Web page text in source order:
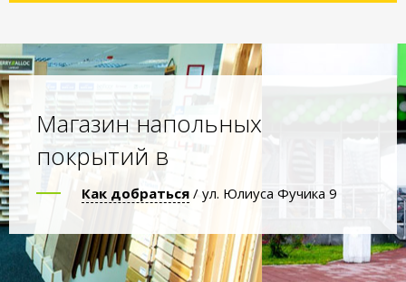
Магазин напольных
покрытий в
Как добраться / ул. Юлиуса Фучика 9